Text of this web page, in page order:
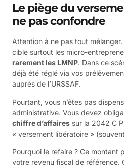
Le piège du
ne pas confondre
Attention à ne pas tout
cible surtout les micro-
rarement les LMNP. Dans ce
déjà été réglé via vos
auprès de l’URSSAF.
Pourtant, vous n’êtes pas
administrative. Vous devez
chiffre d’affaires sur la 2042 C
« versement libératoire »
Pourquoi le refaire ? Ce montant
votre revenu fiscal de référence.